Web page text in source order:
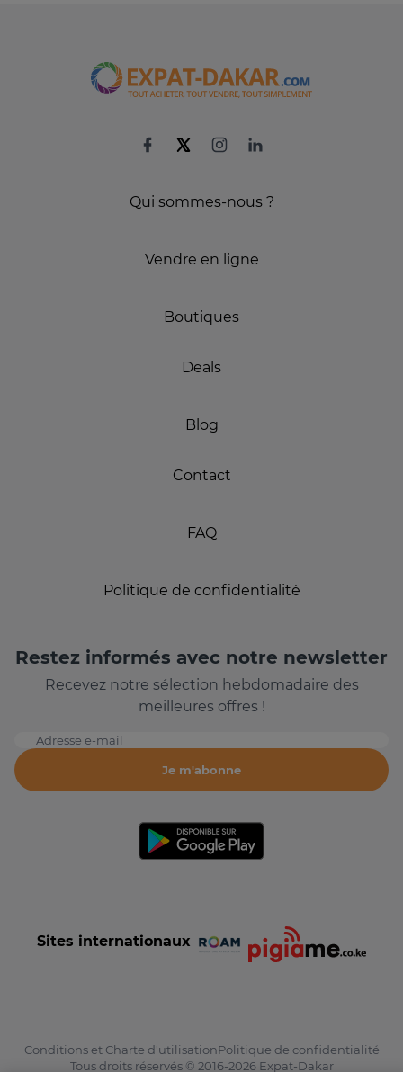
Qui sommes-nous ?
Vendre en ligne
Boutiques
Deals
Blog
Contact
FAQ
Politique de confidentialité
Restez informés avec notre newsletter
Recevez notre sélection hebdomadaire des
meilleures offres !
Adresse e-mail
Je m'abonne
Sites internationaux
Conditions et Charte d'utilisationPolitique de confidentialité
Tous droits réservés © 2016-2026 Expat-Dakar